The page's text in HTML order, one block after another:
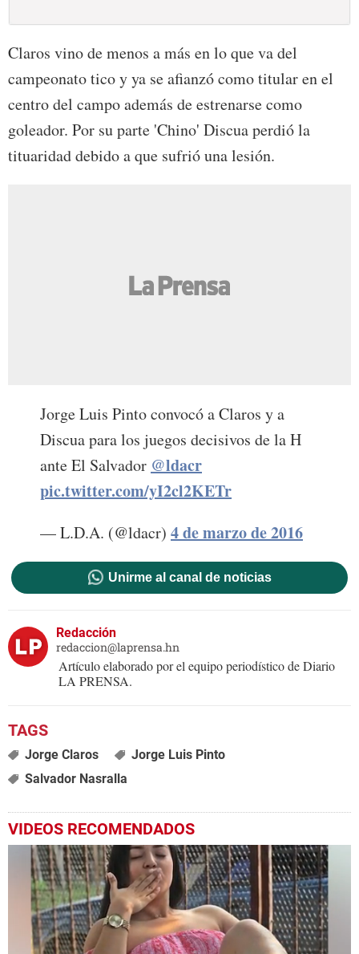
Claros vino de menos a más en lo que va del
campeonato tico y ya se afianzó como titular en el
centro del campo además de estrenarse como
goleador. Por su parte 'Chino' Discua perdió la
tituaridad debido a que sufrió una lesión.
Jorge Luis Pinto convocó a Claros y a
Discua para los juegos decisivos de la H
ante El Salvador @ldacr
pic.twitter.com/yI2cl2KETr
— L.D.A. (@ldacr) 4 de marzo de 2016
Unirme al canal de noticias
Redacción
redaccion@laprensa.hn
Artículo elaborado por el equipo periodístico de Diario
LA PRENSA.
Jorge Claros
Jorge Luis Pinto
Salvador Nasralla
VIDEOS RECOMENDADOS